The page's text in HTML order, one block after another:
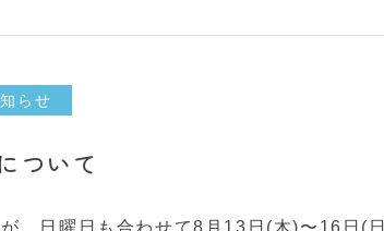
らせ
ついて
、日曜日も合わせて8月13日(木)〜16日(